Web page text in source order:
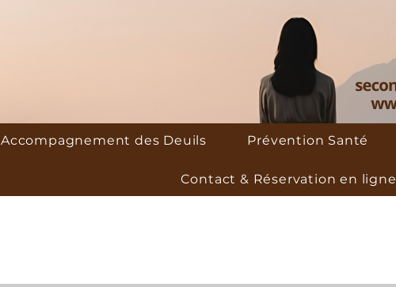
Accompagnement des Deuils Prévention Santé
Contact & Réservation en ligne